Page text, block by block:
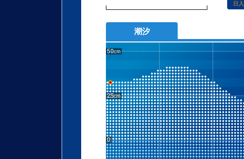
日入
潮汐
50
25
0